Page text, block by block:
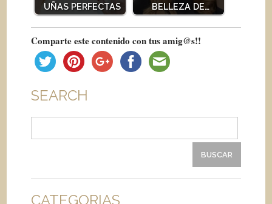
UÑAS PERFECTAS
BELLEZA DE…
Comparte este contenido con tus amig@s!!
SEARCH
CATEGORIAS